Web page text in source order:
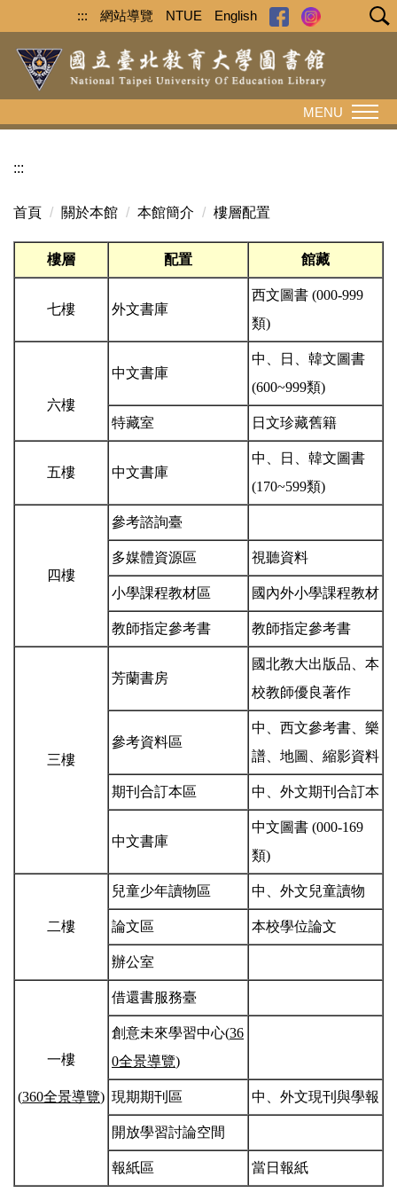
到
主
內
::: 網站導覽 NTUE English
MENU
:::
首頁 關於本館 本館簡介 樓層配置
樓層 配置 館藏
七樓 外文書庫
西文圖書 (000-999
類)
六樓
中文書庫
中、日、韓文圖書
(600~999類)
特藏室 日文珍藏舊籍
五樓 中文書庫
中、日、韓文圖書
(170~599類)
四樓
參考諮詢臺
多媒體資源區 視聽資料
小學課程教材區 國內外小學課程教材
教師指定參考書 教師指定參考書
三樓
芳蘭書房
國北教大出版品、本
校教師優良著作
參考資料區
中、西文參考書、樂
譜、地圖、縮影資料
期刊合訂本區 中、外文期刊合訂本
中文書庫
中文圖書 (000-169
類)
二樓
兒童少年讀物區 中、外文兒童讀物
論文區 本校學位論文
辦公室
一樓
(360全景導覽)
借還書服務臺
創意未來學習中心(36
0全景導覽)
現期期刊區 中、外文現刊與學報
開放學習討論空間
報紙區 當日報紙